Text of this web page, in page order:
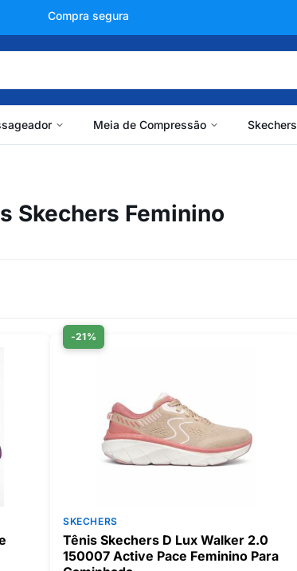
+150 mil avaliações
Meia de Compressão Skechers
Skechers Feminino
-21%
SKECHERS
Tênis Skechers D Lux Walker 2.0
150007 Active Pace Feminino Para